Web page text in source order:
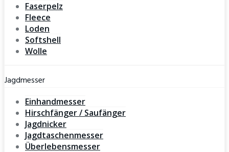
Faserpelz
Fleece
Loden
Softshell
Wolle
Jagdmesser
Einhandmesser
Hirschfänger / Saufänger
Jagdnicker
Jagdtaschenmesser
Überlebensmesser